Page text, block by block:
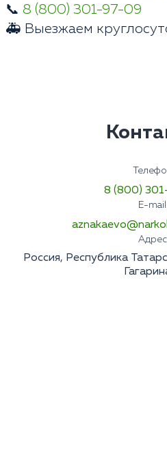
📞 8 (800) 301-97-09
🚑 Выезжаем
8 (800)
E-mail:
Россия, Республика